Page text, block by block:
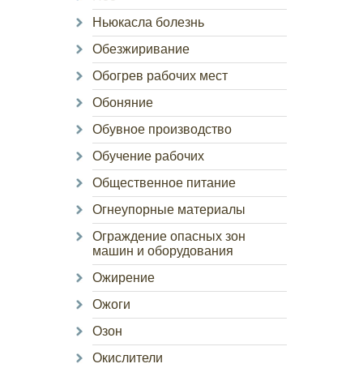
Ньюкасла болезнь
Обезжиривание
Обогрев рабочих мест
Обоняние
Обувное производство
Обучение рабочих
Общественное питание
Огнеупорные материалы
Ограждение опасных зон
машин и оборудования
Ожирение
Ожоги
Озон
Окислители